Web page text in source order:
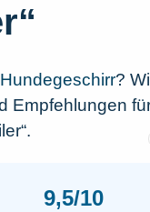
Hundegeschirr?
Empfehlungen
9,5/10